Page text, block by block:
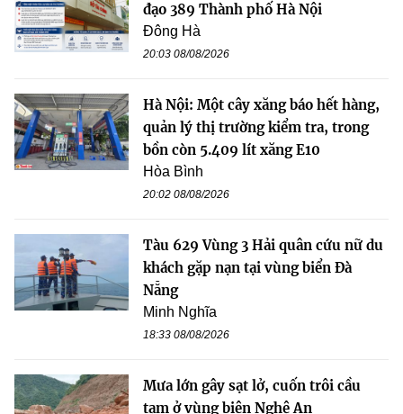
đạo 389 Thành phố Hà Nội
Đông Hà
20:03 08/08/2026
Hà Nội: Một cây xăng báo hết hàng,
quản lý thị trường kiểm tra, trong
bồn còn 5.409 lít xăng E10
Hòa Bình
20:02 08/08/2026
Tàu 629 Vùng 3 Hải quân cứu nữ du
khách gặp nạn tại vùng biển Đà
Nẵng
Minh Nghĩa
18:33 08/08/2026
Mưa lớn gây sạt lở, cuốn trôi cầu
tạm ở vùng biên Nghệ An